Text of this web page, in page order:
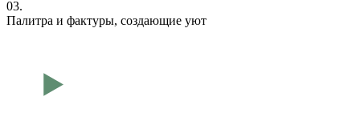
03.
Палитра и фактуры, создающие уют